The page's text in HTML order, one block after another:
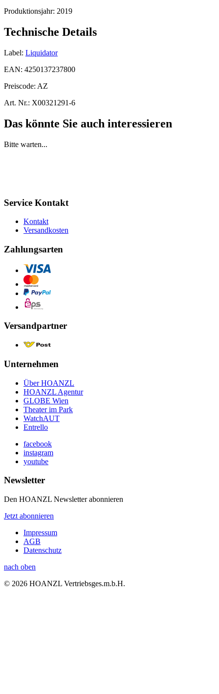
Produktionsjahr: 2019
Technische Details
Label: Liquidator
EAN: 4250137237800
Preiscode: AZ
Art. Nr.: X00321291-6
Das könnte Sie auch interessieren
Bitte warten...
Service Kontakt
Kontakt
Versandkosten
Zahlungsarten
Versandpartner
Unternehmen
Über HOANZL
HOANZL Agentur
GLOBE Wien
Theater im Park
WatchAUT
Entrello
facebook
instagram
youtube
Newsletter
Den HOANZL Newsletter abonnieren
Jetzt abonnieren
Impressum
AGB
Datenschutz
nach oben
© 2026 HOANZL Vertriebsges.m.b.H.